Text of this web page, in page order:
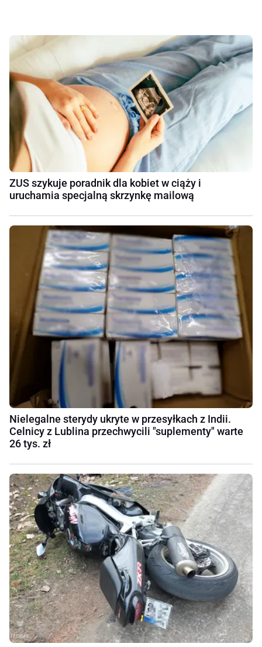
ZUS szykuje poradnik dla kobiet w ciąży i
uruchamia specjalną skrzynkę mailową
Nielegalne sterydy ukryte w przesyłkach z Indii.
Celnicy z Lublina przechwycili "suplementy" warte
26 tys. zł